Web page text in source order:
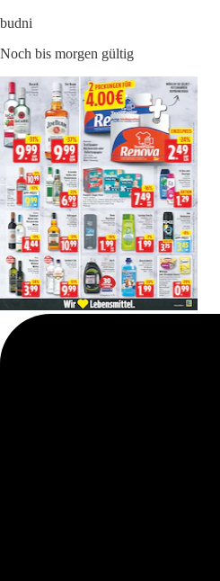
budni
Noch bis morgen gültig